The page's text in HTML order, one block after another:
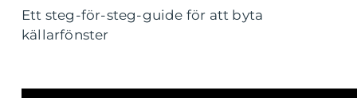
Ett steg-för-steg-guide för att byta
källarfönster